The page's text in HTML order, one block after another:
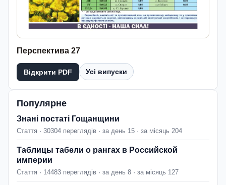
Перспектива 27
Відкрити PDF Усі випуски
Популярне
Знані постаті Гощанщини
Стаття · 30304 переглядів · за день 15 · за місяць 204
Таблицы табели о рангах в Российской
империи
Стаття · 14483 переглядів · за день 8 · за місяць 127